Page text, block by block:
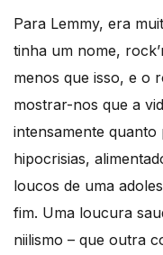
Para Lemmy, era
tinha um nome,
menos que isso, e o
mostrar-nos que a
intensamente
hipocrisias,
loucos de uma
fim. Uma loucura
niilismo – que outra